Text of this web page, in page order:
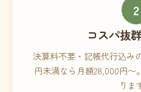
2
コスパ抜
決算料不要・記帳代行込み
円未満なら月額28,000円
りま